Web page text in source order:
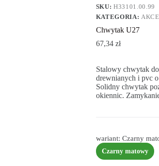
SKU:H33101.00.99
KATEGORIA:
Chwytak U27
67,34 zł
Stalowy chwytak
drewnianych i pvc
Solidny chwytak
okiennic.
wariant: Czarny
Czarny matowy